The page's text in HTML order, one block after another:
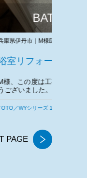
2026.07.31
頂きありがと
イプ
PAGE